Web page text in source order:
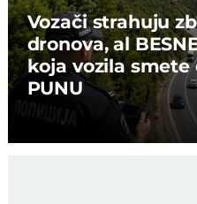
Vozači strahuju
dronova, al
koja vozila
PUNU